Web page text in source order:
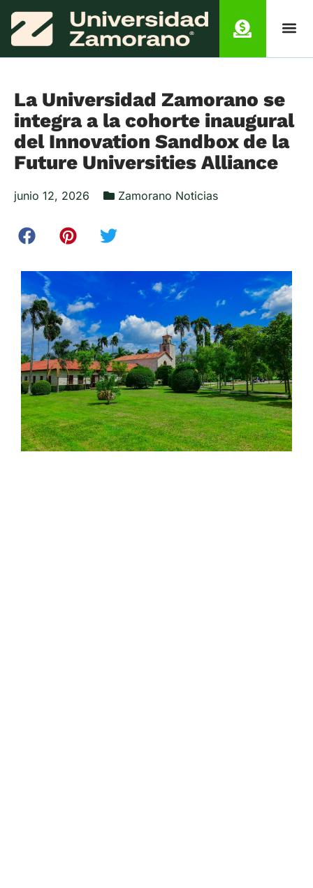
La Universidad Zamorano se
integra a la cohorte inaugural
del Innovation Sandbox de la
Future Universities Alliance
junio 12, 2026 Zamorano Noticias